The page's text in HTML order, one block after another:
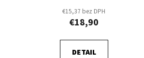
€15,37 bez DPH
€18,90
DETAIL